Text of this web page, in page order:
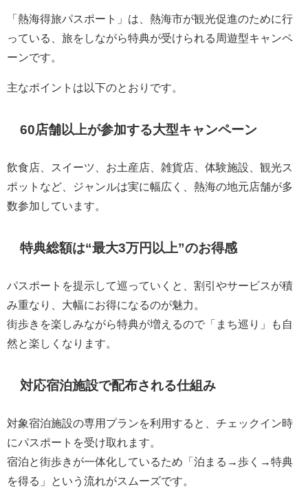
「熱海得旅パスポート」は、熱海市が観光促進のために行
っている、旅をしながら特典が受けられる周遊型キャンペ
ーンです。
主なポイントは以下のとおりです。
60店舗以上が参加する大型キャンペーン
飲食店、スイーツ、お土産店、雑貨店、体験施設、観光ス
ポットなど、ジャンルは実に幅広く、熱海の地元店舗が多
数参加しています。
特典総額は“最大3万円以上”のお得感
パスポートを提示して巡っていくと、割引やサービスが積
み重なり、大幅にお得になるのが魅力。
街歩きを楽しみながら特典が増えるので「まち巡り」も自
然と楽しくなります。
対応宿泊施設で配布される仕組み
対象宿泊施設の専用プランを利用すると、チェックイン時
にパスポートを受け取れます。
宿泊と街歩きが一体化しているため「泊まる→歩く→特典
を得る」という流れがスムーズです。